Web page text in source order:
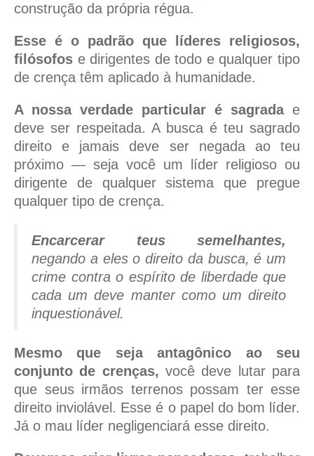
construção da própria régua.
Esse é o padrão que líderes religiosos,
filósofos e dirigentes de todo e qualquer tipo
de crença têm aplicado à humanidade.
A nossa verdade particular é sagradae
deve ser respeitada. A busca é teu sagrado
direito e jamais deve ser negada ao teu
próximo — seja você um líder religioso ou
dirigente de qualquer sistema que pregue
qualquer tipo de crença.
Encarcerar teus semelhantes,
negando a eles o direito da busca, é um
crime contra o espírito de liberdade que
cada um deve manter como um direito
inquestionável.
Mesmo que seja antagônico ao seu
conjunto de crenças, você deve lutar para
que seus irmãos terrenos possam ter esse
direito inviolável. Esse é o papel do bom líder.
Já o mau líder negligenciará esse direito.